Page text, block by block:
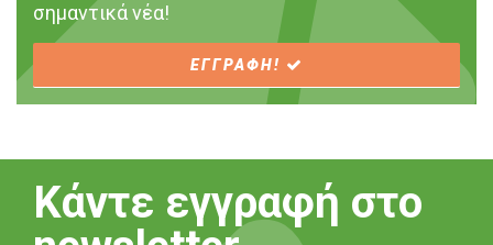
σημαντικά νέα!
ΕΓΓΡΑΦΗ!
Κάντε εγγραφή στο